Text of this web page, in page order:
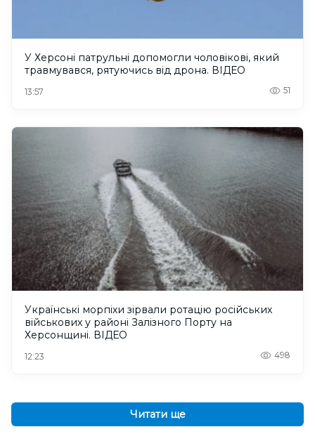
У Херсоні патрульні допомогли чоловікові, який
травмувався, рятуючись від дрона. ВІДЕО
13:57 51
Українські морпіхи зірвали ротацію російських
військових у районі Залізного Порту на
Херсонщині. ВІДЕО
12:23 498
Читати ще